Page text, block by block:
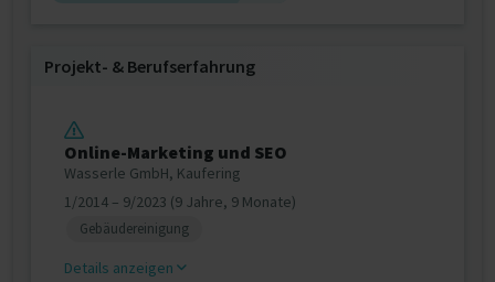
Projekt‐ & Berufserfahrung
Online-Marketing und SEO
Wasserle GmbH, Kaufering
1/2014 – 9/2023 (9 Jahre, 9 Monate)
Gebäudereinigung
Details anzeigen